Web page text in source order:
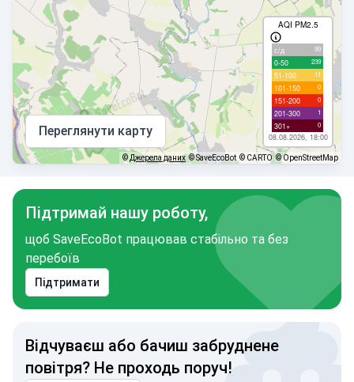
AQI PM2.5
с/д 99
0-50 239
51-100 11
101-150 0
151-200 0
201-300 1
301+ 0
08.08.2026, 18:00
Переглянути карту
© Джерела даних © SaveEcoBot © CARTO © OpenStreetMap
Підтримай нашу роботу,
щоб SaveEcoBot працював стабільно та без
перебоїв
Підтримати
Відчуваєш або бачиш забруднене
повітря? Не проходь поруч!